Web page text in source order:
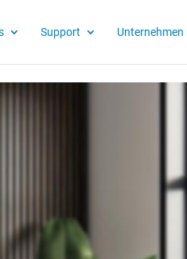
Support Unternehmen